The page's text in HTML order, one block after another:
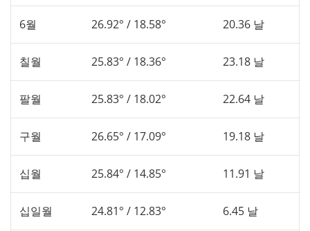
6월 26.92° / 18.58° 20.36 날
칠월 25.83° / 18.36° 23.18 날
팔월 25.83° / 18.02° 22.64 날
구월 26.65° / 17.09° 19.18 날
십월 25.84° / 14.85° 11.91 날
십일월 24.81° / 12.83° 6.45 날